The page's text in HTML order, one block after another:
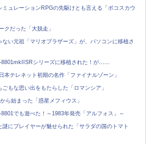
ュレーションRPGの先駆けとも言える「ボコスカウ
クだった「大脱走」
ない元祖「マリオブラザーズ」が、パソコンに移植さ
8801mkIISRシリーズに移植された！が……
テレネット初期の名作「ファイナルゾーン」
もな思い出をもたらした「ロマンシア」
ら始まった「惑星メフィウス」
でも遊べた！～1983年発売「アルフォス」～
にプレイヤーが魅せられた「サラダの国のトマト